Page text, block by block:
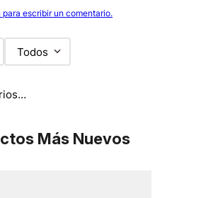
para escribir un comentario.
Todos
Más Nuevos